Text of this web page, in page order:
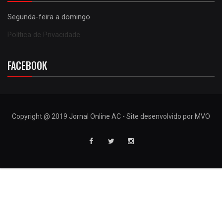
Segunda-feira a domingo
Política de Privacidade
FACEBOOK
Copyright @ 2019 Jornal Online AC - Site desenvolvido por MVO